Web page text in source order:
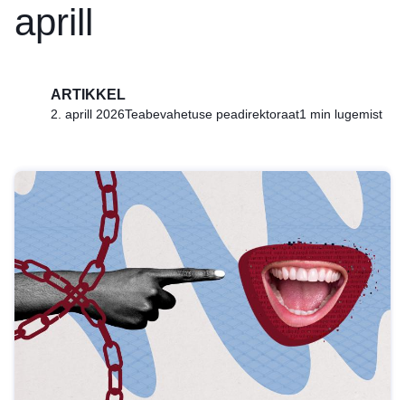
aprill
ARTIKKEL
2. aprill 2026Teabevahetuse peadirektoraat1 min lugemist